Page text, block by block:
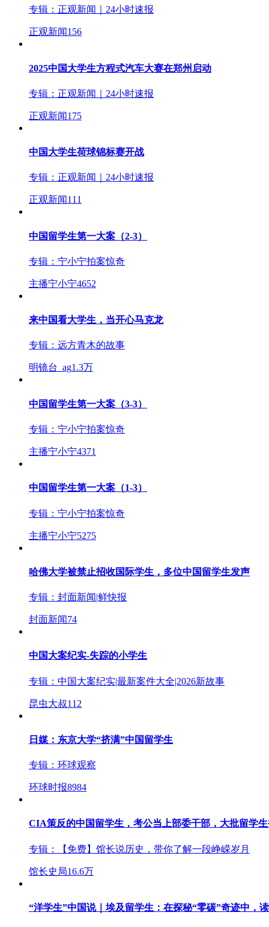
专辑： 正观新闻｜24小时速报
正观新闻156
2025中国大学生方程式汽车大赛在郑州启动
专辑： 正观新闻｜24小时速报
正观新闻175
中国大学生荷球锦标赛开战
专辑： 正观新闻｜24小时速报
正观新闻111
中国留学生第一大案（2-3）
专辑： 宁小宁拍案惊奇
主播宁小宁4652
来中国看大学生，当开心马克龙
专辑： 远方青木的故事
明镜台_ag1.3万
中国留学生第一大案（3-3）
专辑： 宁小宁拍案惊奇
主播宁小宁4371
中国留学生第一大案（1-3）
专辑： 宁小宁拍案惊奇
主播宁小宁5275
哈佛大学被禁止招收国际学生，多位中国留学生发声
专辑： 封面新闻|鲜快报
封面新闻74
中国大案纪实-失踪的小学生
专辑： 中国大案纪实|最新案件大全|2026新故事
昆虫大叔112
日媒：东京大学“挤满”中国留学生
专辑： 环球观察
环球时报8984
CIA策反的中国留学生，考公当上部委干部，大批留学
专辑： 【免费】馆长说历史，带你了解一段峥嵘岁月
馆长史局16.6万
“洋学生”中国说｜埃及留学生：在探秘“零碳”奇迹中，